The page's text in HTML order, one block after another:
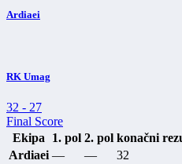
Ardiaei
RK Umag
32 - 27
Final Score
Ekipa
1. pol 2. pol konačni
Ardiaei — —
32